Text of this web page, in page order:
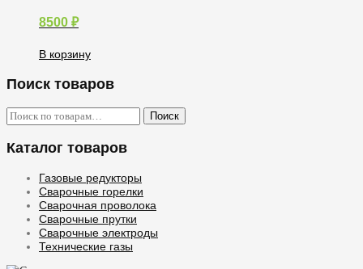
8500 ₽
В корзину
Поиск товаров
Искать: Поиск
Каталог товаров
Газовые редукторы
Сварочные горелки
Сварочная проволока
Сварочные прутки
Сварочные электроды
Технические газы